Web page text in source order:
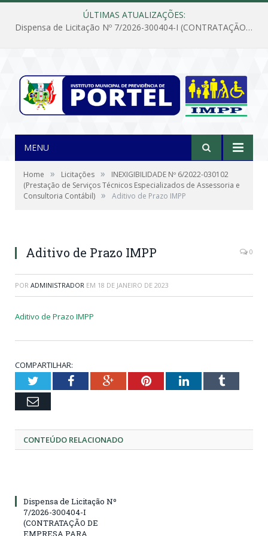
ÚLTIMAS ATUALIZAÇÕES:
Dispensa de Licitação Nº 7/2026-300404-I (CONTRATAÇÃO DE EMPRESA PARA MANUTENÇÃO E REPARAÇÃO DE APARELHOS DE AR CONDICIONADO, EM ATENDIMENTO ÀS NECESSIDADES DO INSTITUTO DE PREVIDÊNCIA MUNICIPAL DE PORTEL/PA)
MENU
Home » Licitações »
INEXIGIBILIDADE Nº 6/2022-030102
(Prestação de Serviços Técnicos Especializados de Assessoria e
Consultoria Contábil) » Aditivo de Prazo IMPP
Aditivo de Prazo IMPP 0
POR ADMINISTRADOR EM 18 DE JANEIRO DE 2023
Aditivo de Prazo IMPP
COMPARTILHAR:
TwitterFacebookGoogle+PinterestLinkedInTumblr
Email
CONTEÚDO RELACIONADO
Dispensa de Licitação Nº
7/2026-300404-I
(CONTRATAÇÃO DE
EMPRESA PARA